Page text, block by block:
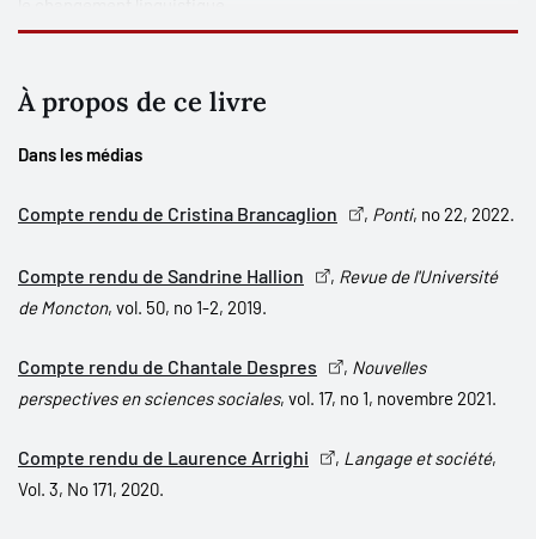
la place de l’individu en sociolinguistique, renouant ainsi avec la
préoccupation de France Martineau de replacer les trajectoires
de vie et les parcours individuels dans la recherche sur la langue.
chercheuse qu’est France Martineau, une étude consacrée à la
France.
À propos de ce livre
Dans les médias
Compte rendu de Cristina Brancaglion , Ponti, no 22, 2022.
Compte rendu de Sandrine Hallion , Revue de l'Université
de Moncton, vol. 50, no 1-2, 2019.
Compte rendu de Chantale Despres , Nouvelles
perspectives en sciences sociales, vol. 17, no 1, novembre 2021.
Compte rendu de Laurence Arrighi , Langage et société,
Vol. 3, No 171, 2020.